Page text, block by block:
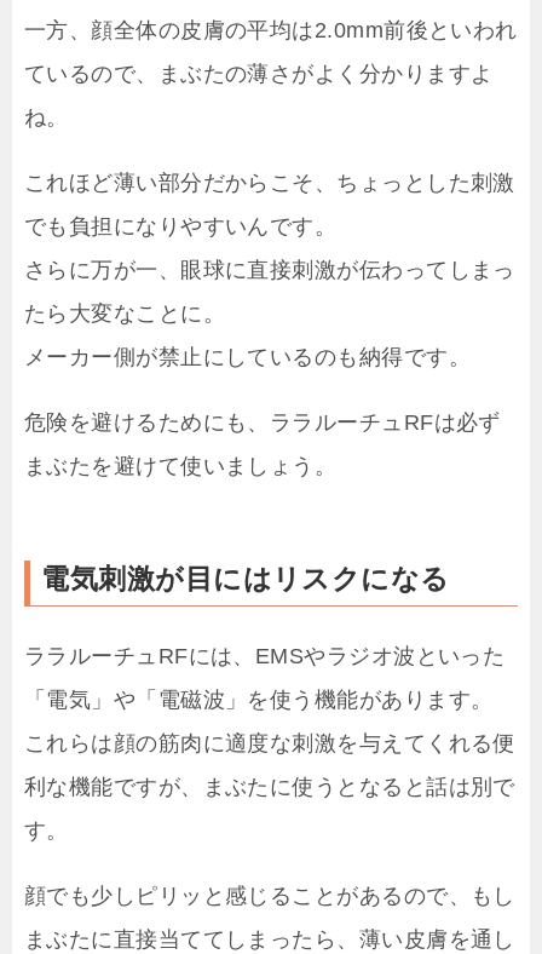
一方、顔全体の皮膚の平均は2.0mm前後といわれ
ているので、まぶたの薄さがよく分かりますよ
ね。
これほど薄い部分だからこそ、ちょっとした刺激
でも負担になりやすいんです。
さらに万が一、眼球に直接刺激が伝わってしまっ
たら大変なことに。
メーカー側が禁止にしているのも納得です。
危険を避けるためにも、ララルーチュRFは必ず
まぶたを避けて使いましょう。
電気刺激が目にはリスクになる
ララルーチュRFには、EMSやラジオ波といった
「電気」や「電磁波」を使う機能があります。
これらは顔の筋肉に適度な刺激を与えてくれる便
利な機能ですが、まぶたに使うとなると話は別で
す。
顔でも少しピリッと感じることがあるので、もし
まぶたに直接当ててしまったら、薄い皮膚を通し